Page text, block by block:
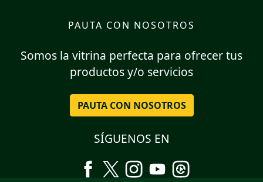
PAUTA CON NOSOTROS
Somos la vitrina perfecta para ofrecer tus
productos y/o servicios
PAUTA CON NOSOTROS
SÍGUENOS EN